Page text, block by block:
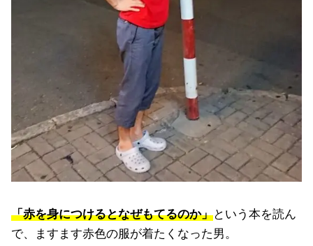
「赤を身につけるとなぜもてるのか」という本を読ん
で、ますます赤色の服が着たくなった男。